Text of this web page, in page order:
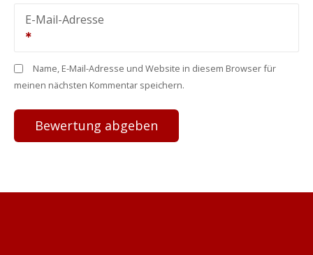
E-Mail-Adresse
Name, E-Mail-Adresse und Website in diesem Browser für
meinen nächsten Kommentar speichern.